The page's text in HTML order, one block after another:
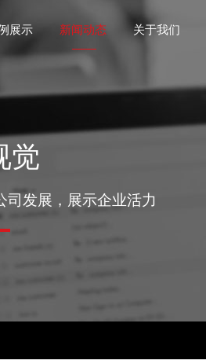
展示 新闻动态 关于我们
觉
司发展，展示企业活力